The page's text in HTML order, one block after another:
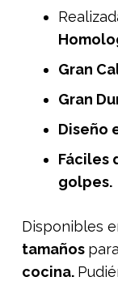
Gran
Gran
Diseño
Fáciles
golpes.
Disponibles
tamaños
cocina.